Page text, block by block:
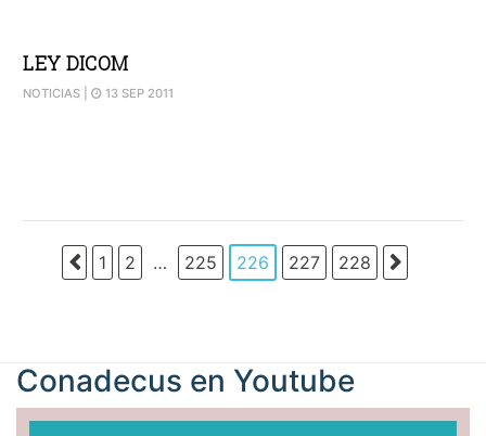
LEY DICOM
NOTICIAS | 13 SEP 2011
1 2 … 225 226 227 228
Conadecus en Youtube